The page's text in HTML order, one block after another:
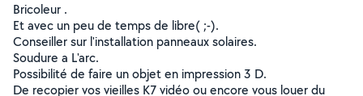
Bricoleur .
Et avec un peu de temps de libre( ;-).
Conseiller sur l'installation panneaux solaires.
Soudure a L'arc.
Possibilité de faire un objet en impression 3 D.
De recopier vos vieilles K7 vidéo ou encore vous louer du